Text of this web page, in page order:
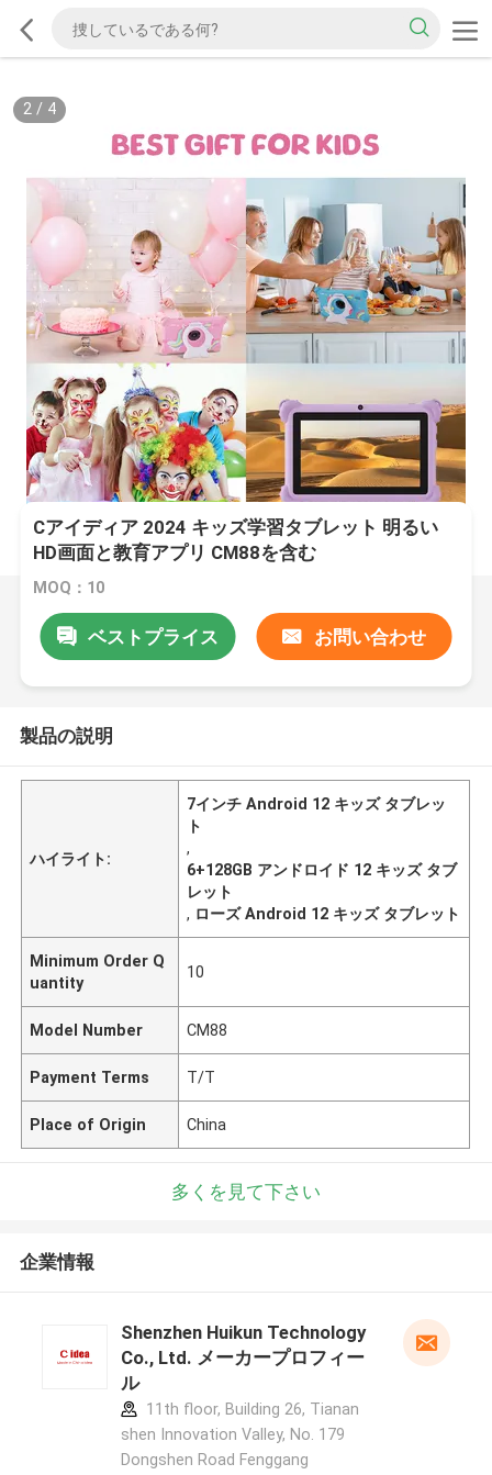
3/ 4
Cアイディア 2024 キッズ学習タブレット 明るい
HD画面と教育アプリ CM88を含む
MOQ：10
ベストプライス お問い合わせ
製品の説明
ハイライト:
7インチ Android 12 キッズ タブレッ
ト
,
6+128GB アンドロイド 12 キッズ タブ
レット
, ローズ Android 12 キッズ タブレット
Minimum Order Q
uantity
10
Model Number CM88
Payment Terms T/T
Place of Origin China
多くを見て下さい
企業情報
Shenzhen Huikun Technology
Co., Ltd. メーカープロフィー
ル
11th floor, Building 26, Tianan
shen Innovation Valley, No. 179
Dongshen Road Fenggang